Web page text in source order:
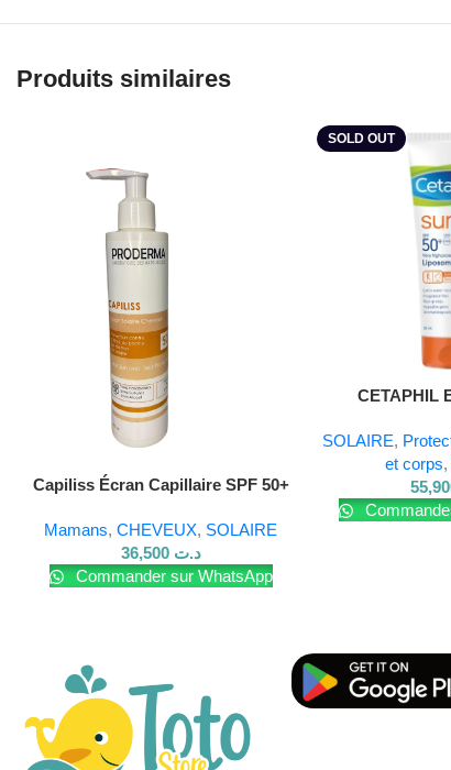
ans.
Pourquoi choisir Sunsimed
Parce que votre peau mérite une barrière de
Explorez dès maintenant notre catégorie Protection
Produits similaires
Capiliss Écran Capillaire SPF 50+
Mamans,CHEVEUX, SOLAIRE
د.ت 36,500
Commander sur WhatsApp
SOLD OUT
Lire La Suite
CETAPHIL
SOLAIRE,
et corps,